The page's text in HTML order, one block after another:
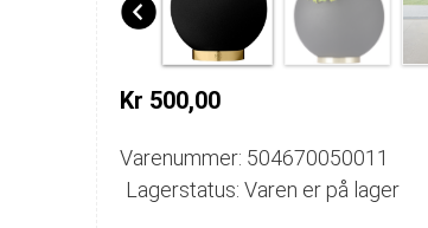
Kr 500,00
Varenummer: 504670050011
Lagerstatus: Varen er på lager